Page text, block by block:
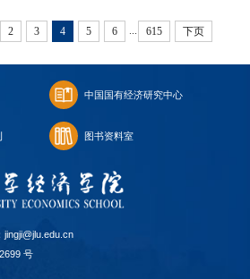
2 3 4 5 6 ... 615 下页
中国国有经济研究中心
图书资料室
号